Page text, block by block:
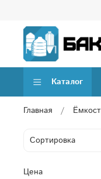
Каталог
Главная
Цена